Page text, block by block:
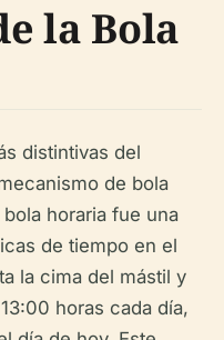
la Bola
distintivas del
de bola
horaria fue una
de tiempo en el
la cima del mástil y
horas cada día,